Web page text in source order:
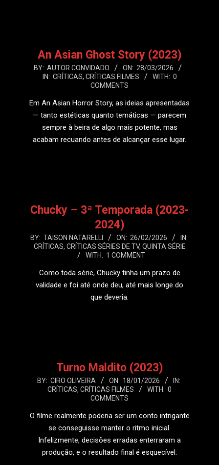
An Asian Ghost Story (2023)
2026-
BY: AUTOR CONVIDADO ON: 28/03/2026
IN: CRÍTICAS, CRÍTICAS FILMES WITH: 0
COMMENTS
Em An Asian Horror Story, as ideias apresentadas
— tanto estéticas quanto temáticas — parecem
sempre à beira de algo mais potente, mas
acabam recuando antes de alcançar esse lugar.
Chucky – 3ª Temporada (2023-
2024)
2026-
02-
BY: TAISON NATARELLI ON: 26/02/2026
IN:
CRÍTICAS, CRÍTICAS SÉRIES DE TV, QUINTA SÉRIE
WITH: 1 COMMENT
Como toda série, Chucky tinha um prazo de
validade e foi até onde deu, até mais longe do
que deveria.
Turno Maldito (2023)
2026-
BY: CIRO OLIVEIRA ON: 18/01/2026
IN:
CRÍTICAS, CRÍTICAS FILMES WITH: 0
COMMENTS
O filme realmente poderia ser um conto intrigante
se conseguisse manter o ritmo inicial.
Infelizmente, decisões erradas enterraram a
produção, e o resultado final é esquecível.